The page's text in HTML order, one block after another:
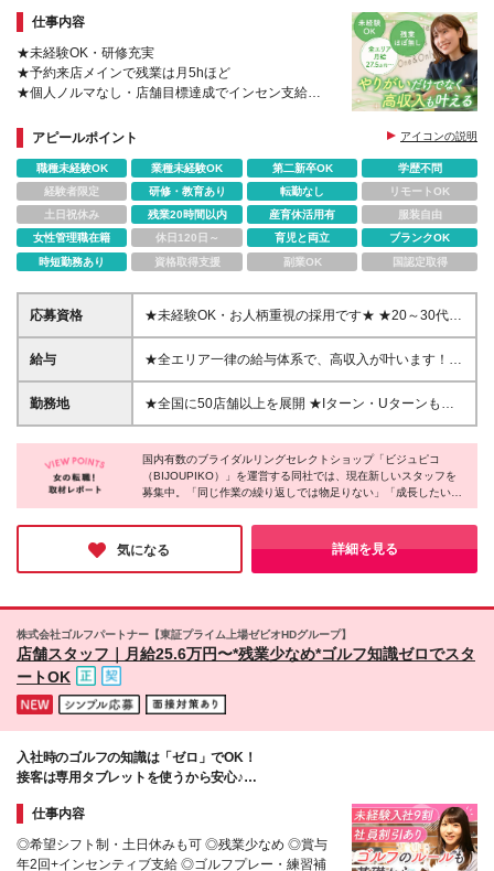
仕事内容
★未経験OK・研修充実
★予約来店メインで残業は月5hほど
★個人ノルマなし・店舗目標達成でインセン支給
アピールポイント
アイコンの説明
職種未経験OK 業種未経験OK 第二新卒OK
学歴不問
経験者限定
研修・教育あり 転勤なし
リモートOK
土日祝休み
残業20時間以内 産育休活用有
服装自由
女性管理職在籍
休日120日～ 育児と両立
ブランクOK
時短勤務あり
資格取得支援 副業OK 国認定取得
応募資格
★未経験OK・お人柄重視の採用です★ ★20～30代が
多数活躍中！ ■学歴不問 ■接客や販売、営業などのご
経験をお持ちであれば、 コミュニケーション力を
■人を喜ばせることにワクワクする ■「明るい」「ポ
ジティブ」と良く言われる ■やりがいも感じられる職
給与
★全エリア一律の給与体系で、高収入が叶います！
★賞与年2回 ★毎月インセンティブ支給のチャンスあ
り！ ＜店舗共通＞ 月給275,000円～300,000円＋イン
～／20時間）を含む。 超過分は別途時間外手当を
支給 ※試用期間(3ヶ月)あり ・月給255,000円～ （固
定残業代：32,480円～／20時間） ・固定残業代の超
し
勤務地
★全国に50店舗以上を展開 ★Iターン・Uターンも歓
迎 ★転勤はありません！ ＼以下の店舗で積極採用中
です♪／ ＜首都圏エリア＞ ■ブライダル上野御徒町本
店 ■銀座店 ■表参道店 ■大宮店 ■横浜元町店 ＜東北エ
リア＞ ■秋田店 ＜北関東エリア＞ ■水戸店 ■高崎店 ■
宇都宮店 ＜東海エリア＞ ■静岡店 ＜九州・四国エリ
ア＞ ■松山店 ■長崎店 ■大分店 (変更の範囲)上記を除
く当社関連勤務地
国内有数のブライダルリングセレクトショップ「ビジュピコ
（BIJOUPIKO）」を運営する同社では、現在新しいスタッフを
募集中。「同じ作業の繰り返しでは物足りない」「成長したい」
という方に最適な環境です。産休・育休の取得率は100％で、復
帰後も時短勤務で活躍する社員が多数在籍。ライフステージが変
わっても安心して長く働きたい方におすすめです♪
気になる 詳細を見る
株式会社ゴルフパートナー【東証プライム上場ゼビオHDグループ】
店舗スタッフ｜月給25.6万円〜*残業少なめ*ゴルフ知識ゼロでスタ
ートOK
入社時のゴルフの知識は「ゼロ」でOK！
接客は専用タブレットを使うから安心♪
仕事内容
◎希望シフト制・土日休みも可 ◎残業少なめ ◎賞与
年2回+インセンティブ支給 ◎ゴルフプレー・練習補